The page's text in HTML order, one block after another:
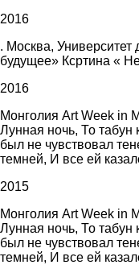
2016
. Москва, Университет
будущее» Ксртина «
2016
Монголия Art Week in
Лунная ночь, То табун
был не чувствовал
темней, И все ей
2015
Монголия Art Week in
Лунная ночь, То табун
был не чувствовал
темней, И все ей